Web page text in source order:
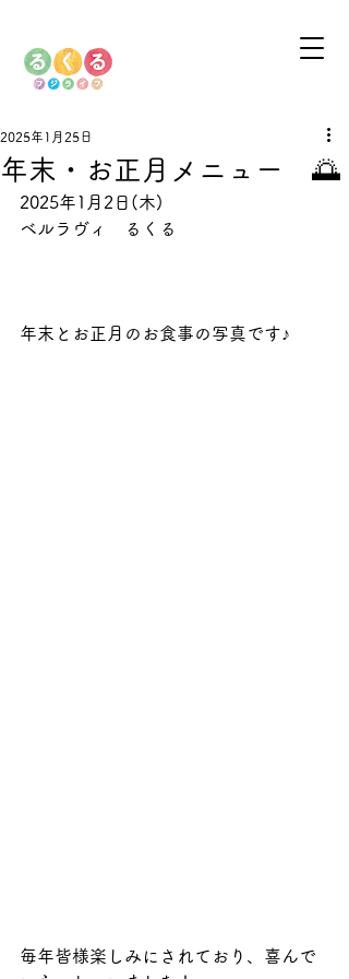
年末・お正月メニュー 🌅
2025年1月25日
2025年1月2日(木)
ベルラヴィ　るくる
年末とお正月のお食事の写真です♪
毎年皆様楽しみにされており、喜んで